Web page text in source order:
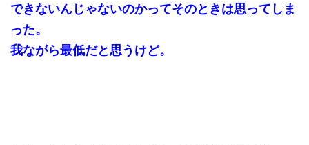
できないんじゃないのかってそのときは思ってしま
った。
我ながら最低だと思うけど。